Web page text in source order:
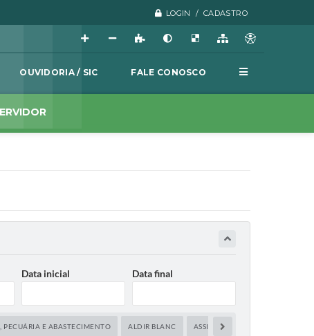
LOGIN / CADASTRO
OUVIDORIA / SIC FALE CONOSCO
Data inicial Data final
PECUÁRIA E ABASTECIMENTO ALDIR BLANC ASSISTÊNCIA SOCIAL